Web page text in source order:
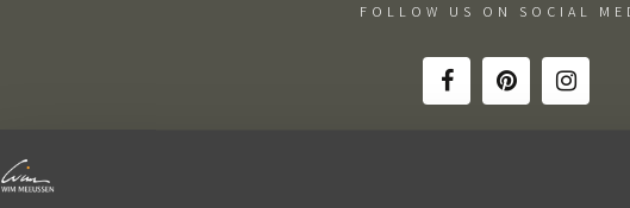
FOLLOW US ON SOCIAL